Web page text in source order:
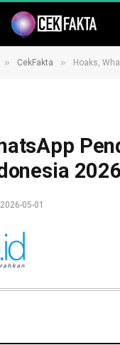
» CekFakta » Hoaks, WhatsApp
2026
2026-05-01